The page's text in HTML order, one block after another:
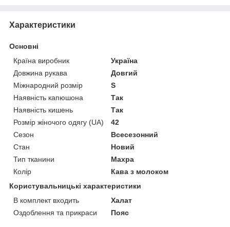
Характеристики
Основні
Країна виробник
Україна
Довжина рукава
Довгий
Міжнародний розмір
S
Наявність капюшона
Так
Наявність кишень
Так
Розмір жіночого одягу (UA)
42
Сезон
Всесезонний
Стан
Новий
Тип тканини
Махра
Колір
Кава з молоком
Користувальницькі характеристики
В комплект входить
Халат
Оздоблення та прикраси
Пояс